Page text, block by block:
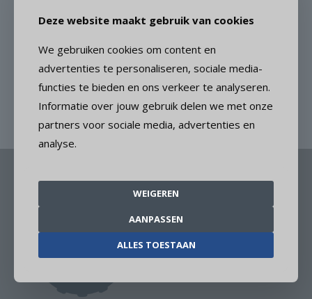
Deze website maakt gebruik van cookies
We gebruiken cookies om content en
advertenties te personaliseren, sociale media-
functies te bieden en ons verkeer te analyseren.
Informatie over jouw gebruik delen we met onze
partners voor sociale media, advertenties en
analyse.
WEIGEREN
AANPASSEN
ALLES TOESTAAN